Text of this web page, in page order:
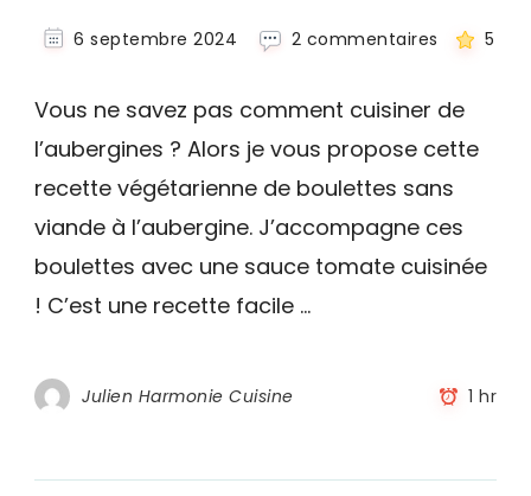
6 septembre 2024 2 commentaires sur
à
et
à
sauce
tomate
5
Vous ne savez pas comment cuisiner de
l’aubergines ? Alors je vous propose cette
recette végétarienne de boulettes sans
viande à l’aubergine. J’accompagne ces
boulettes avec une sauce tomate cuisinée
! C’est une recette facile …
Julien Harmonie Cuisine 1 hr